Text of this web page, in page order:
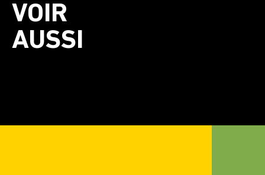
VOIR
AUSSI